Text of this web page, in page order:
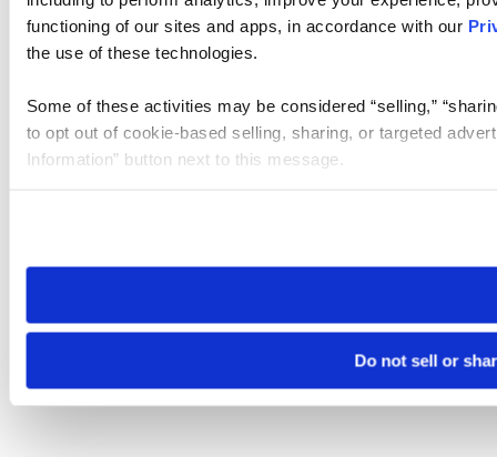
functioning of our sites and apps, in accordance with our
the use of these technologies.
Some of these activities may be considered “selling,”
to opt out of cookie-based selling, sharing, or targeted
Information” button next to this message.
need to be set again.
Do not sell or